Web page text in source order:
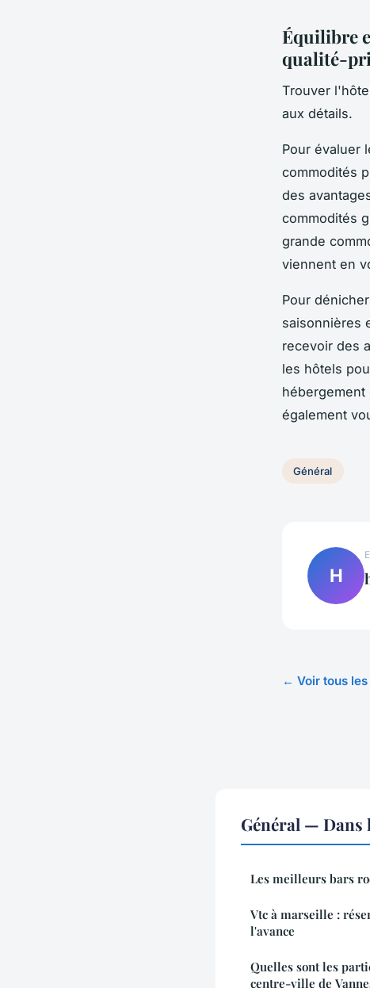
Équilibre
qualité-
Trouver
aux détails.
Pour évaluer
commodités
des
commodités
grande
viennent en
Pour
saisonnières
recevoir des
les hôtels
hébergement
également
Général
H
← Voir tous
Général — Dans
Les meilleurs bars
Vtc à marseille :
l'avance
Quelles sont les
centre-ville de